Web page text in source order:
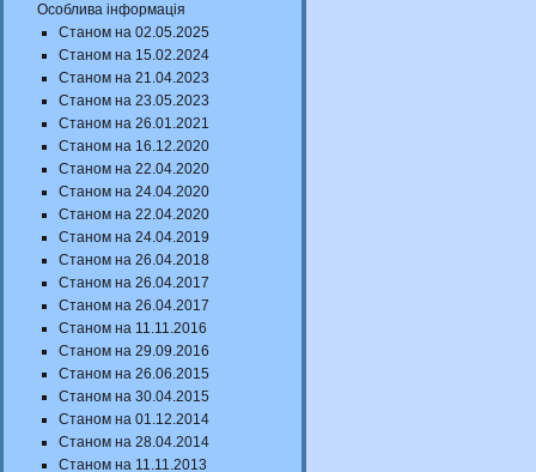
Особлива інформація
Станом на 02.05.2025
Станом на 15.02.2024
Станом на 21.04.2023
Станом на 23.05.2023
Станом на 26.01.2021
Станом на 16.12.2020
Станом на 22.04.2020
Станом на 24.04.2020
Станом на 22.04.2020
Станом на 24.04.2019
Станом на 26.04.2018
Станом на 26.04.2017
Станом на 26.04.2017
Станом на 11.11.2016
Станом на 29.09.2016
Станом на 26.06.2015
Станом на 30.04.2015
Станом на 01.12.2014
Станом на 28.04.2014
Станом на 11.11.2013